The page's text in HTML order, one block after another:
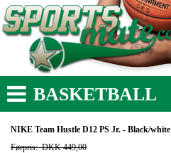
BASKETBALL
NIKE Team Hustle D12 PS Jr. - Black/white
Førpris:DKK 449,00